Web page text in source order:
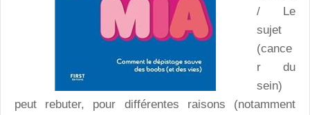
/ Le
sujet
(cance
r du
sein)
peut rebuter, pour différentes raisons (notamment